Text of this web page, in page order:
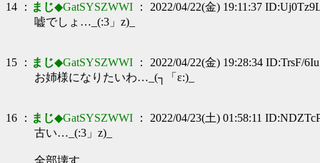
14 ： まじ◆GatSYSZWWI ： 2022/04/22(金) 19:11:37
嘘でしょ…_(:3」z)_
15 ： まじ◆GatSYSZWWI ： 2022/04/22(金) 19:28:34 ID:TrsF/6Iu
お姉様になりたいわ…_(┐「ε:)_
16 ： まじ◆GatSYSZWWI ： 2022/04/23(土) 01:58:11
古い…_(:3」z)_
全部壊す…